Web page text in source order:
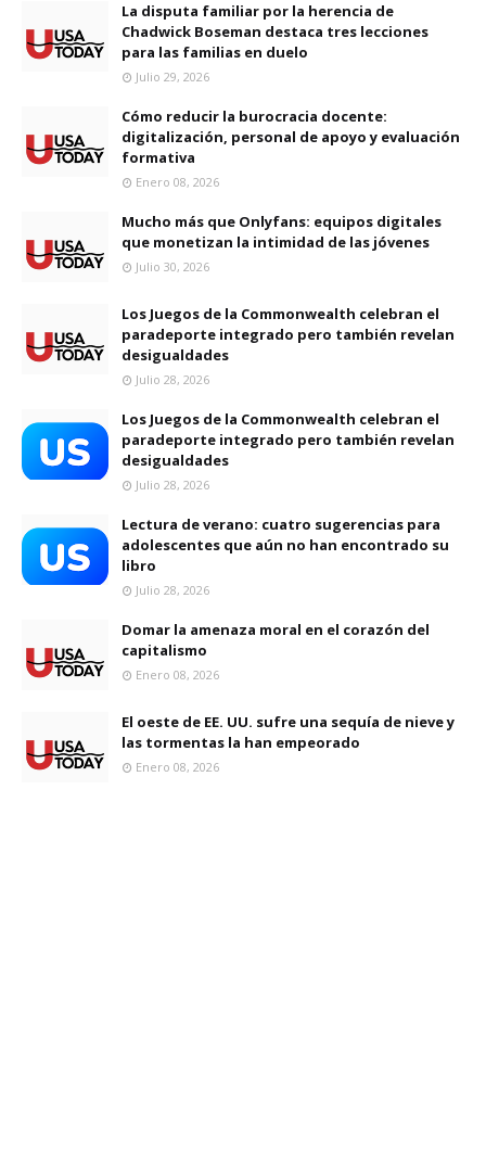
La disputa familiar por la herencia de
Chadwick Boseman destaca tres lecciones
para las familias en duelo
Julio 29, 2026
Cómo reducir la burocracia docente:
digitalización, personal de apoyo y evaluación
formativa
Enero 08, 2026
Mucho más que Onlyfans: equipos digitales
que monetizan la intimidad de las jóvenes
Julio 30, 2026
Los Juegos de la Commonwealth celebran el
paradeporte integrado pero también revelan
desigualdades
Julio 28, 2026
Los Juegos de la Commonwealth celebran el
paradeporte integrado pero también revelan
desigualdades
Julio 28, 2026
Lectura de verano: cuatro sugerencias para
adolescentes que aún no han encontrado su
libro
Julio 28, 2026
Domar la amenaza moral en el corazón del
capitalismo
Enero 08, 2026
El oeste de EE. UU. sufre una sequía de nieve y
las tormentas la han empeorado
Enero 08, 2026